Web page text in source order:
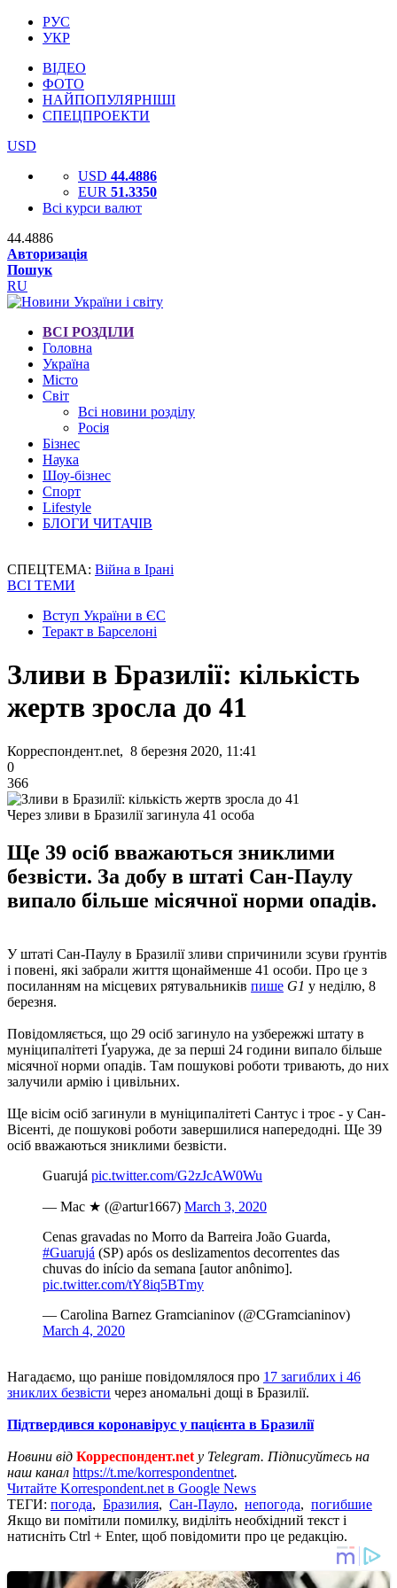
РУС
УКР
ВІДЕО
ФОТО
НАЙПОПУЛЯРНІШІ
СПЕЦПРОЕКТИ
USD
USD 44.4886
EUR 51.3350
Всі курси валют
44.4886
Авторизація
Пошук
RU
ВСІ РОЗДІЛИ
Головна
Україна
Місто
Світ
Всі новини розділу
Росія
Бізнес
Наука
Шоу-бізнес
Спорт
Lifestyle
БЛОГИ ЧИТАЧІВ
СПЕЦТЕМА: Війна в Ірані
ВСІ ТЕМИ
Вступ України в ЄС
Теракт в Барселоні
Зливи в Бразилії: кількість
жертв зросла до 41
Корреспондент.net, 8 березня 2020, 11:41
0
366
Через зливи в Бразилії загинула 41 особа
Ще 39 осіб вважаються зниклими
безвісти. За добу в штаті Сан-Паулу
випало більше місячної норми опадів.
У штаті Сан-Паулу в Бразилії зливи спричинили зсуви ґрунтів
і повені, які забрали життя щонайменше 41 особи. Про це з
посиланням на місцевих рятувальників пише G1 у неділю, 8
березня.
Повідомляється, що 29 осіб загинуло на узбережжі штату в
муніципалітеті Ґуаружа, де за перші 24 години випало більше
місячної норми опадів. Там пошукові роботи тривають, до них
залучили армію і цивільних.
Ще вісім осіб загинули в муніципалітеті Сантус і троє - у Сан-
Вісенті, де пошукові роботи завершилися напередодні. Ще 39
осіб вважаються зниклими безвісти.
Guarujá pic.twitter.com/G2zJcAW0Wu
— Mac ★ (@artur1667) March 3, 2020
Cenas gravadas no Morro da Barreira João Guarda,
#Guarujá (SP) após os deslizamentos decorrentes das
chuvas do início da semana [autor anônimo].
pic.twitter.com/tY8iq5BTmy
— Carolina Barnez Gramcianinov (@CGramcianinov)
March 4, 2020
Нагадаємо, що раніше повідомлялося про 17 загиблих і 46
зниклих безвісти через аномальні дощі в Бразилії.
Підтвердився коронавірус у пацієнта в Бразилії
Новини від Корреспондент.net у Telegram. Підписуйтесь на
наш канал https://t.me/korrespondentnet.
Читайте Korrespondent.net в Google News
ТЕГИ: погода, Бразилия, Сан-Пауло, непогода, погибшие
Якщо ви помітили помилку, виділіть необхідний текст і
натисніть Ctrl + Enter, щоб повідомити про це редакцію.